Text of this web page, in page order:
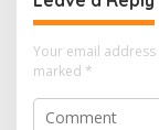
Your email
marked *